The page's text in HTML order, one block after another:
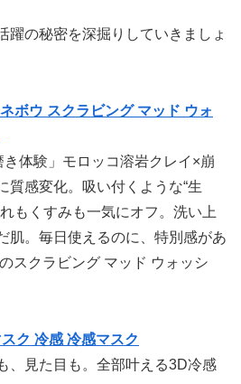
躍の秘密を深掘りしていきましょ
ボウ スクラビング マッド ウォ
き体験」モロッコ溶岩クレイ×崩
質感変化。吸い付くような“生
もくすみも一気にオフ。洗い上
肌。毎日使えるのに、特別感があ
クラビング マッド ウォッシ
ク 冷感 冷感マスク
、見た目も。全部叶える3D冷感